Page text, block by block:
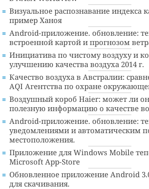
Визуальное распознавание индекса
пример Ханоя
Android-приложение. обновление:
встроенной картой и прогнозом
Инициатива по чистому воздуху и
улучшению качества воздуха 2014 г.
Качество воздуха в Австралии:
AQI Агентства по охране
Воздушный короб Haier: может ли он
полезную информацию о качестве
Android-приложение. обновление:
уведомлениями и автоматическим
местоположения.
Приложение для Windows Mobile
Microsoft App-Store
Обновленное приложение Android
для скачивания.